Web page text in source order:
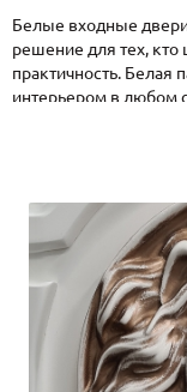
Белые входные
решение для тех, кто
практичность. Белая
интерьером в любом
пространство. Мы